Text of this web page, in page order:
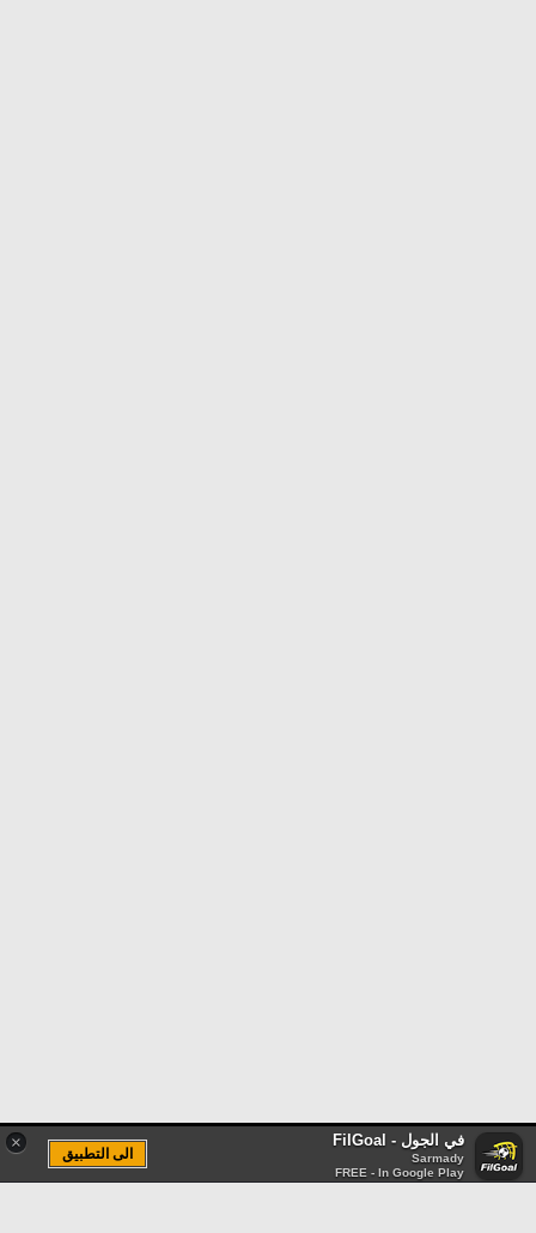
× في الجول - FilGoal
Sarmady
FREE - In Google Play
الى التطبيق